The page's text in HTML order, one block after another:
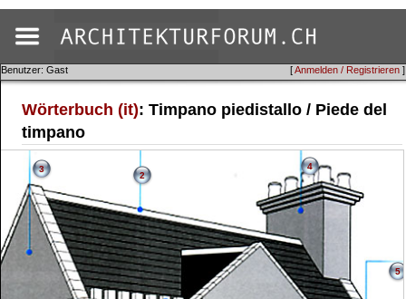
[Anmelden / Registrieren ]
Benutzer: Gast
Wörterbuch (it): Timpano piedistallo / Piede del
timpano
2
3 4
5